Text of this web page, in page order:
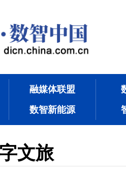
融媒体联盟
数智新能源
文旅